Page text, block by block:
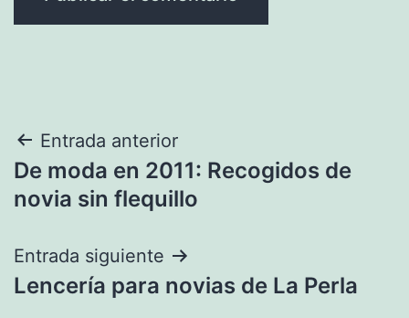
Navegación
de
Entrada anterior
De moda en 2011: Recogidos de
novia sin flequillo
Entrada siguiente
Lencería para novias de La Perla